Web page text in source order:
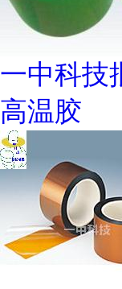
一中科技
高温胶